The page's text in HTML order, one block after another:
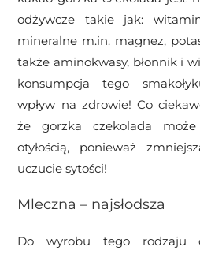
odżywcze takie jak:
mineralne m.in. magnez,
także aminokwasy, błonnik i
konsumpcja tego
wpływ na zdrowie! Co
że gorzka czekolada
otyłością, ponieważ
uczucie sytości!
Mleczna – najsłodsza
Do wyrobu tego rodzaju